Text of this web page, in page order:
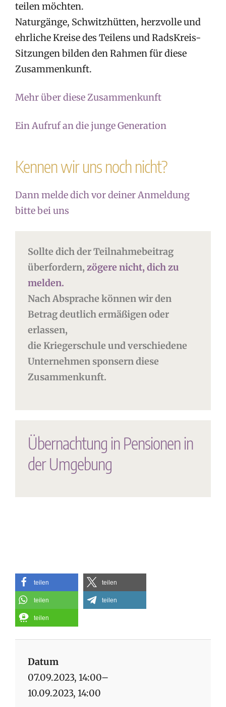
teilen möchten.
Naturgänge, Schwitzhütten, herzvolle und
ehrliche Kreise des Teilens und RadsKreis-
Sitzungen bilden den Rahmen für diese
Zusammenkunft.
Mehr über diese Zusammenkunft
Ein Aufruf an die junge Generation
Kennen wir uns noch nicht?
Dann melde dich vor deiner Anmeldung
bitte bei uns
Sollte dich der Teilnahmebeitrag
überfordern, zögere nicht, dich zu
melden.
Nach Absprache können wir den
Betrag deutlich ermäßigen oder
erlassen,
die Kriegerschule und verschiedene
Unternehmen sponsern diese
Zusammenkunft.
Übernachtung in Pensionen in
der Umgebung
teilen teilen
teilen teilen
teilen
Datum
07.09.2023, 14:00–
10.09.2023, 14:00